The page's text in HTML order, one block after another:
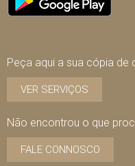
Peça aqui a sua cópia de
VER SERVIÇOS
Não encontrou o que
FALE CONNOSCO